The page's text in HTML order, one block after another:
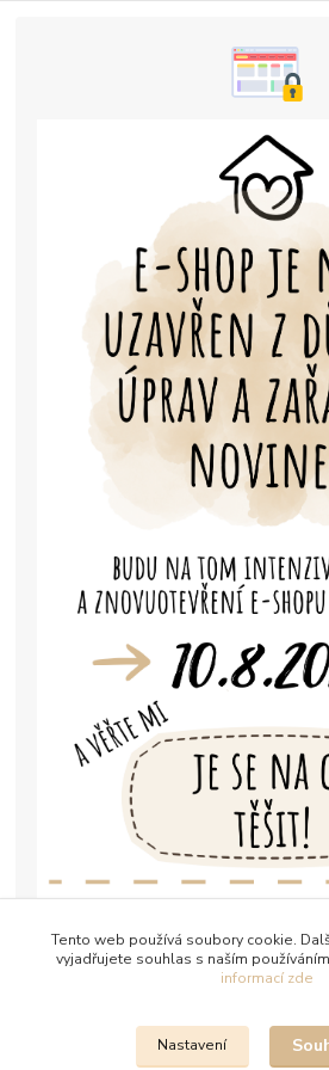
Tento web používá soubory cookie.
vyjadřujete souhlas s naším
informací zde
Nastavení